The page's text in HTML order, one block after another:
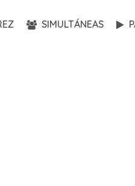
SIMULTÁNEAS